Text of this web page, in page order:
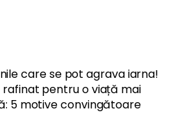
care se pot agrava iarna!
rafinat pentru o viață mai
5 motive convingătoare